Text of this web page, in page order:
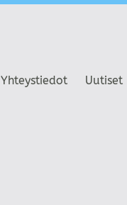
Yhteystiedot
Uutiset